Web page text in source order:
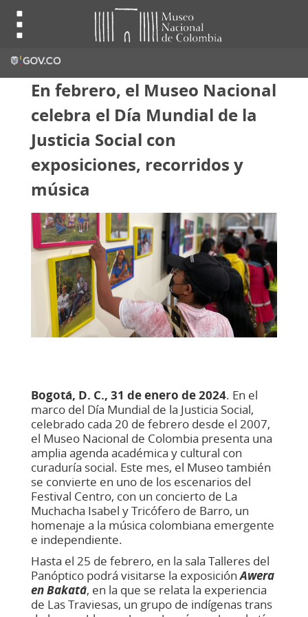
En febrero, el Museo Nacional
celebra el Día Mundial de la
Justicia Social con
exposiciones, recorridos y
música
Bogotá, D. C., 31 de enero de 2024. En el
marco del Día Mundial de la Justicia Social,
celebrado cada 20 de febrero desde el 2007,
el Museo Nacional de Colombia presenta una
amplia agenda académica y cultural con
curaduría social. Este mes, el Museo también
se convierte en uno de los escenarios del
Festival Centro, con un concierto de La
Muchacha Isabel y Tricófero de Barro, un
homenaje a la música colombiana emergente
e independiente.
Hasta el 25 de febrero, en la sala Talleres del
Panóptico podrá visitarse la exposiciónAwera
en Bakatá, en la que se relata la experiencia
de Las Traviesas, un grupo de indígenas trans